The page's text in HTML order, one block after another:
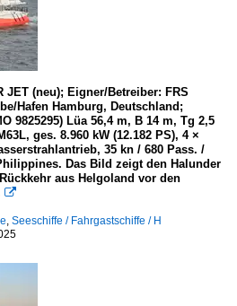
JET (neu); Eigner/Betreiber: FRS
Hafen Hamburg, Deutschland;
9825295) Lüa 56,4 m, B 14 m, Tg 2,5
ges. 8.960 kW (12.182 PS), 4 ×
35 kn / 680 Pass. /
Das Bild zeigt den Halunder
aus Helgoland vor den

, Seeschiffe / Fahrgastschiffe / H